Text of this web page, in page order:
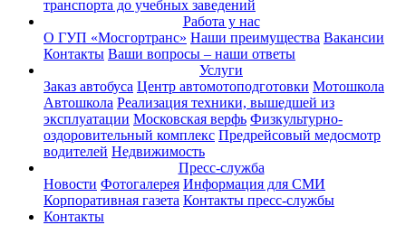
транспорта до учебных заведений
Работа у нас
О ГУП «Мосгортранс» Наши преимущества Вакансии
Контакты Ваши вопросы – наши ответы
Услуги
Заказ автобуса Центр автомотоподготовки Мотошкола
Автошкола Реализация техники, вышедшей из
эксплуатации Московская верфь Физкультурно-
оздоровительный комплекс Предрейсовый медосмотр
водителей Недвижимость
Пресс-служба
Новости Фотогалерея Информация для СМИ
Корпоративная газета Контакты пресс-службы
Контакты